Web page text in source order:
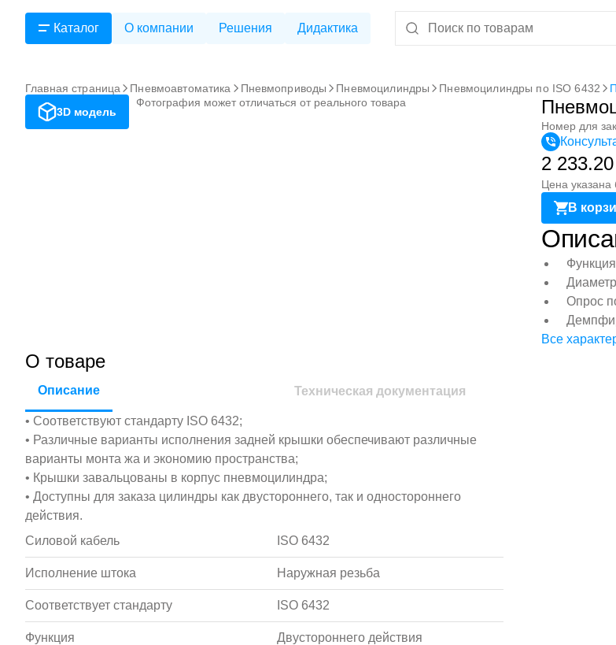
Каталог О компании Решения Дидактика
Главная страница Пневмоавтоматика Пневмоприводы Пневмоцилиндры Пневмоцилиндры по ISO 6432
3D модель
Фотография может отличаться от реального товара
Номер для
2
Цена
В
Опрос
Все
О товаре
Описание Техническая документация
• Соответствуют стандарту ISO 6432;
• Различные варианты исполнения задней крышки обеспечивают различные
варианты монта жа и экономию пространства;
• Крышки завальцованы в корпус пневмоцилиндра;
• Доступны для заказа цилиндры как двустороннего, так и одностороннего
действия.
Силовой кабель
ISO 6432
Исполнение штока Наружная резьба
Соответствует стандарту ISO 6432
Функция Двустороннего действия